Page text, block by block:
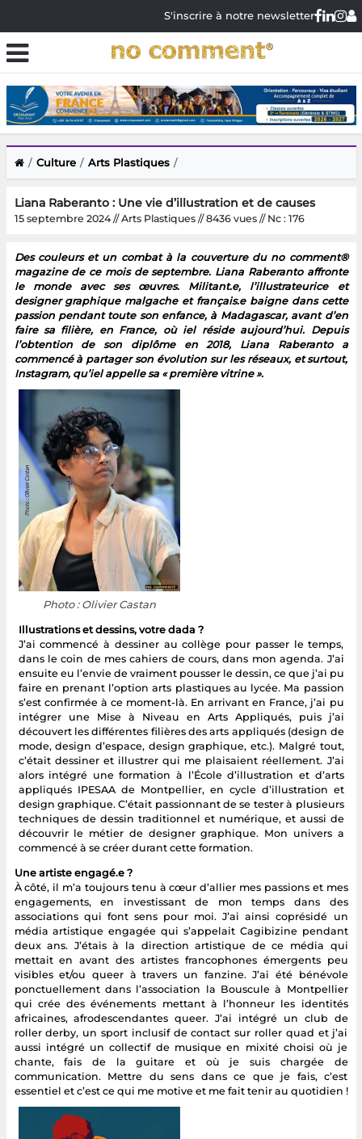
S'inscrire à notre newsletter
Culture Arts Plastiques
Liana Raberanto : Une vie d’illustration et de causes
15 septembre 2024 // Arts Plastiques // 8436 vues // Nc : 176
Des couleurs et un combat à la couverture du no comment®
magazine de ce mois de septembre. Liana Raberanto affronte
le monde avec ses œuvres. Militant.e, l’illustrateurice et
designer graphique malgache et français.e baigne dans cette
passion pendant toute son enfance, à Madagascar, avant d’en
faire sa filière, en France, où iel réside aujourd’hui. Depuis
l’obtention de son diplôme en 2018, Liana Raberanto a
commencé à partager son évolution sur les réseaux, et surtout,
Instagram, qu’iel appelle sa « première vitrine ».
Photo : Olivier Castan
Illustrations et dessins, votre dada ?
J’ai commencé à dessiner au collège pour passer le temps,
dans le coin de mes cahiers de cours, dans mon agenda. J’ai
ensuite eu l’envie de vraiment pousser le dessin, ce que j’ai pu
faire en prenant l’option arts plastiques au lycée. Ma passion
s’est confirmée à ce moment-là. En arrivant en France, j’ai pu
intégrer une Mise à Niveau en Arts Appliqués, puis j’ai
découvert les différentes filières des arts appliqués (design de
mode, design d’espace, design graphique, etc.). Malgré tout,
c’était dessiner et illustrer qui me plaisaient réellement. J’ai
alors intégré une formation à l’École d’illustration et d’arts
appliqués IPESAA de Montpellier, en cycle d’illustration et
design graphique. C’était passionnant de se tester à plusieurs
techniques de dessin traditionnel et numérique, et aussi de
découvrir le métier de designer graphique. Mon univers a
commencé à se créer durant cette formation.
Une artiste engagé.e ?
À côté, il m’a toujours tenu à cœur d’allier mes passions et mes
engagements, en investissant de mon temps dans des
associations qui font sens pour moi. J’ai ainsi coprésidé un
média artistique engagée qui s’appelait Cagibizine pendant
deux ans. J’étais à la direction artistique de ce média qui
mettait en avant des artistes francophones émergents peu
visibles et/ou queer à travers un fanzine. J’ai été bénévole
ponctuellement dans l’association la Bouscule à Montpellier
qui crée des événements mettant à l’honneur les identités
africaines, afrodescendantes queer. J’ai intégré un club de
roller derby, un sport inclusif de contact sur roller quad et j’ai
aussi intégré un collectif de musique en mixité choisi où je
chante, fais de la guitare et où je suis chargée de
communication. Mettre du sens dans ce que je fais, c’est
essentiel et c’est ce qui me motive et me fait tenir au quotidien !